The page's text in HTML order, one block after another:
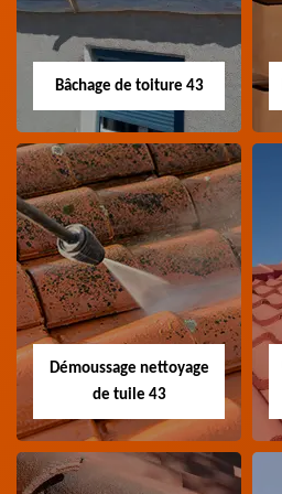
nettoyage panneau
photovoltaïque 43
Bâchage de toiture 43
Bâchage de toiture
43
Entreprise bâchage de
toiture 43 Haute-Loire
Démoussage nettoyage
de tuile 43